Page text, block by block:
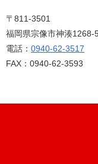
〒811-3501
福岡県宗像市神湊
電話： 0940-62-3517
FAX：0940-62-3593